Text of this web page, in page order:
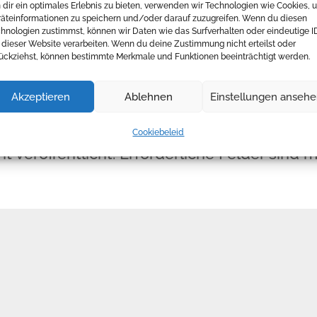
dir ein optimales Erlebnis zu bieten, verwenden wir Technologien wie Cookies,
zu speichern und/oder darauf zuzugreifen. Wenn du diesen
zustimmst, können wir Daten wie das Surfverhalten oder eindeutige
Website verarbeiten. Wenn du deine Zustimmung nicht erteilst oder
können bestimmte Merkmale und Funktionen beeinträchtigt werden.
Akzeptieren Ablehnen Einstellungen
Cookiebeleid
veröffentlicht. Erforderliche Felder sind